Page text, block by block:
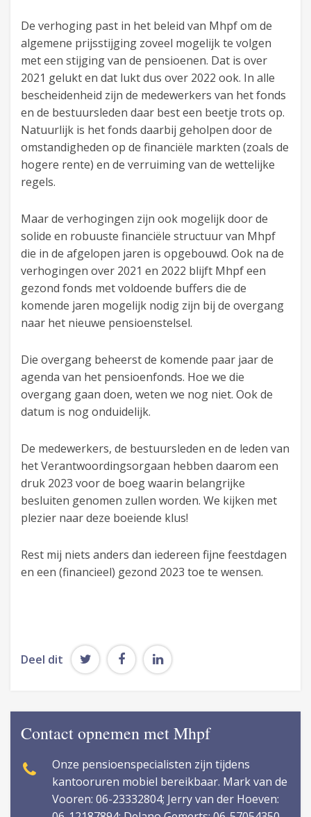
De verhoging past in het beleid van Mhpf om de
algemene prijsstijging zoveel mogelijk te volgen
met een stijging van de pensioenen. Dat is over
2021 gelukt en dat lukt dus over 2022 ook. In alle
bescheidenheid zijn de medewerkers van het fonds
en de bestuursleden daar best een beetje trots op.
Natuurlijk is het fonds daarbij geholpen door de
omstandigheden op de financiële markten (zoals de
hogere rente) en de verruiming van de wettelijke
regels.
Maar de verhogingen zijn ook mogelijk door de
solide en robuuste financiële structuur van Mhpf
die in de afgelopen jaren is opgebouwd. Ook na de
verhogingen over 2021 en 2022 blijft Mhpf een
gezond fonds met voldoende buffers die de
komende jaren mogelijk nodig zijn bij de overgang
naar het nieuwe pensioenstelsel.
Die overgang beheerst de komende paar jaar de
agenda van het pensioenfonds. Hoe we die
overgang gaan doen, weten we nog niet. Ook de
datum is nog onduidelijk.
De medewerkers, de bestuursleden en de leden van
het Verantwoordingsorgaan hebben daarom een
druk 2023 voor de boeg waarin belangrijke
besluiten genomen zullen worden. We kijken met
plezier naar deze boeiende klus!
Rest mij niets anders dan iedereen fijne feestdagen
en een (financieel) gezond 2023 toe te wensen.
Deel dit
Contact opnemen met Mhpf
Onze pensioenspecialisten zijn tijdens
kantooruren mobiel bereikbaar. Mark van de
Vooren: 06-23332804; Jerry van der Hoeven: